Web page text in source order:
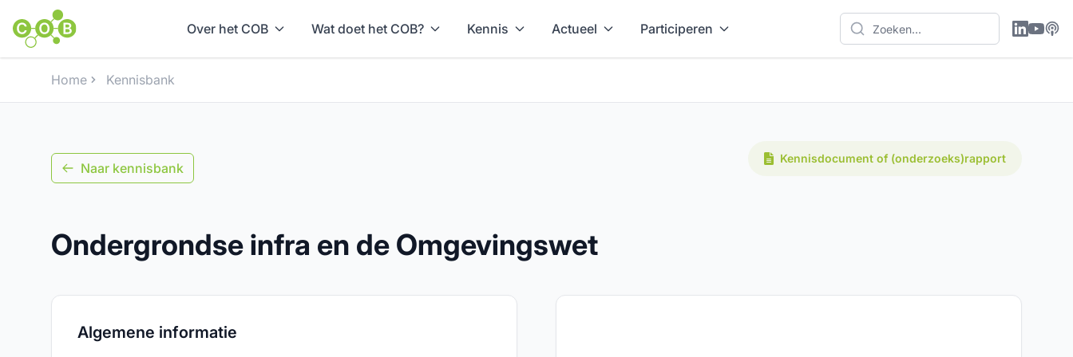
Over het COB Wat doet het COB? Kennis Actueel Participeren
Home Kennisbank
Naar kennisbank
Kennisdocument of (onderzoeks)rapport
Ondergrondse infra en de Omgevingswet
Algemene informatie